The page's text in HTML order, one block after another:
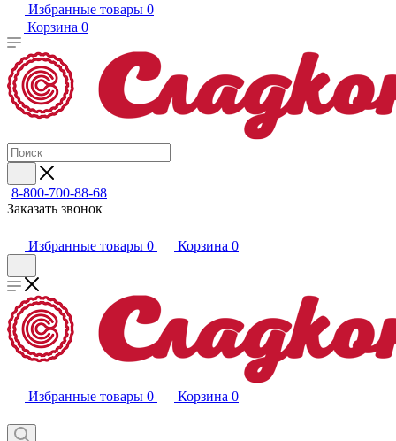
Избранные товары 0
Корзина 0
8-800-700-88-68
Заказать звонок
Избранные товары 0 Корзина 0
Избранные товары 0 Корзина 0